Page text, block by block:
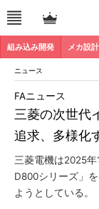
組み込み開発 メカ設計
ニュース
三菱の次世代
追求、多様化
FAニュース
三菱電機は2025
D800シリーズ」
ようとしている。